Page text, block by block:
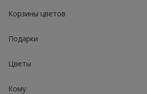
Корзины цветов
Подарки
Цветы
Кому